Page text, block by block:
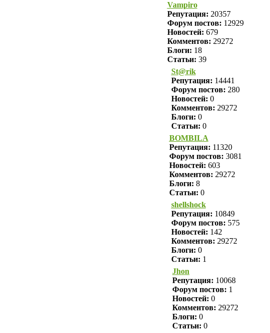
Vampiro
Репутация: 20357
Форум постов: 12929
Новостей: 679
Комментов: 29272
Блоги: 18
Статьи: 39
St@rik
Репутация: 14441
Форум постов: 280
Новостей: 0
Комментов: 29272
Блоги: 0
Статьи: 0
BOMBILA
Репутация: 11320
Форум постов: 3081
Новостей: 603
Комментов: 29272
Блоги: 8
Статьи: 0
shellshock
Репутация: 10849
Форум постов: 575
Новостей: 142
Комментов: 29272
Блоги: 0
Статьи: 1
Jhon
Репутация: 10068
Форум постов: 1
Новостей: 0
Комментов: 29272
Блоги: 0
Статьи: 0